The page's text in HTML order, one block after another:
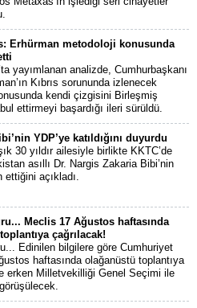
Erhürman metodoloji konusunda
yayımlanan analizde, Cumhurbaşkanı
Kıbrıs sorununda izlenecek
kendi çizgisini Birleşmiş
ettirmeyi başardığı ileri sürüldü.
YDP’ye katıldığını duyurdu
30 yıldır ailesiyle birlikte KKTC’de
asıllı Dr. Nargis Zakaria Bibi’nin
açıkladı.
Meclis 17 Ağustos haftasında
çağrılacak!
Edinilen bilgilere göre Cumhuriyet
haftasında olağanüstü toplantıya
erken Milletvekilliği Genel Seçimi ile